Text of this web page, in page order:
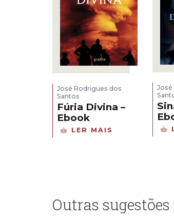
José Rodrigues dos
Santos
Fúria Divina –
Ebook
LER MAIS
José
Outras sugestões